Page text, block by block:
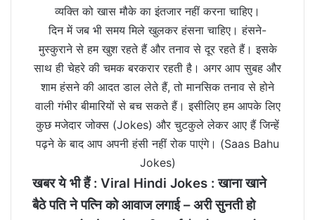
व्यक्ति को खास मौके का इंतजार नहीं करना चाहिए।
दिन में जब भी समय मिले खुलकर हंसना चाहिए। हंसने-
मुस्कुराने से हम खुश रहते हैं और तनाव से दूर रहते हैं। इसके
साथ ही चेहरे की चमक बरकरार रहती है। अगर आप सुबह और
शाम हंसने की आदत डाल लेते हैं, तो मानसिक तनाव से होने
वाली गंभीर बीमारियों से बच सकते हैं। इसीलिए हम आपके लिए
कुछ मजेदार जोक्स (Jokes) और चुटकुले लेकर आए हैं जिन्हें
पढ़ने के बाद आप अपनी हंसी नहीं रोक पाएंगे। (Saas Bahu
Jokes)
खबर ये भी हैं : Viral Hindi Jokes : खाना खाने
बैठ‍े पति ने पत्नि को आवाज लगाई – अरी सुनती हो